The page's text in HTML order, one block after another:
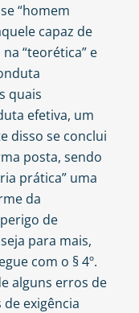
“homem
capaz de
“teorética” e
quais
efetiva, um
disso se conclui
posta, sendo
prática” uma
da
de
para mais,
com o § 4º.
alguns erros de
exigência